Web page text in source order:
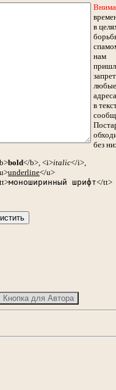
в
нам
в
без
bold</b>, <i>italic</i>,
underline</u>
моноширинный шрифт</tt>